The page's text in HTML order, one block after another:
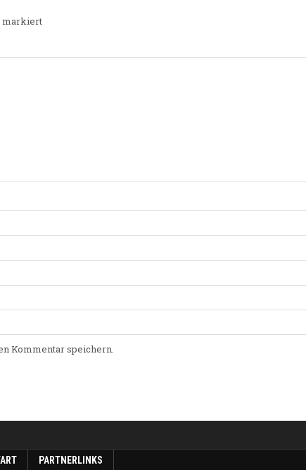
markiert
Kommentar speichern.
PARTNERLINKS